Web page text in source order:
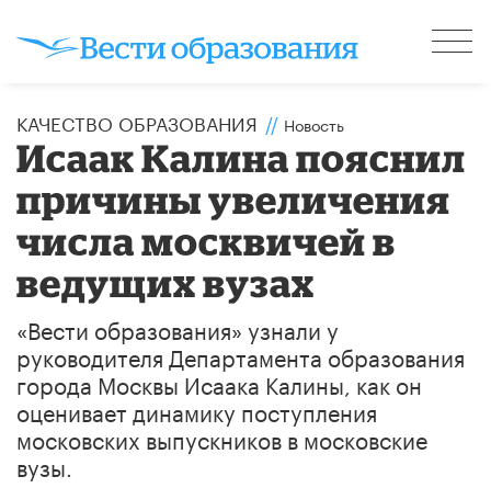
КАЧЕСТВО ОБРАЗОВАНИЯ // Новость
​Исаак Калина пояснил
причины увеличения
числа москвичей в
ведущих вузах
«Вести образования» узнали у
руководителя Департамента образования
города Москвы Исаака Калины, как он
оценивает динамику поступления
московских выпускников в московские
вузы.